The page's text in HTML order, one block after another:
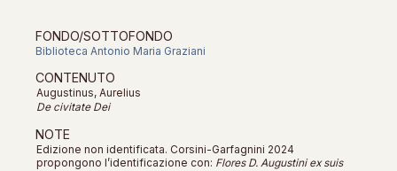
FONDO/SOTTOFONDO
Biblioteca Antonio Maria Graziani
CONTENUTO
Augustinus, Aurelius
De civitate Dei
NOTE
Edizione non identificata. Corsini-Garfagnini 2024
propongono l’identificazione con: Flores D. Augustini ex suis